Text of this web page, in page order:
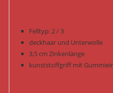
Felltyp: 2 / 3
deckhaar und Unterwolle
3,5 cm Zinkenlänge
kunststoffgriff mit